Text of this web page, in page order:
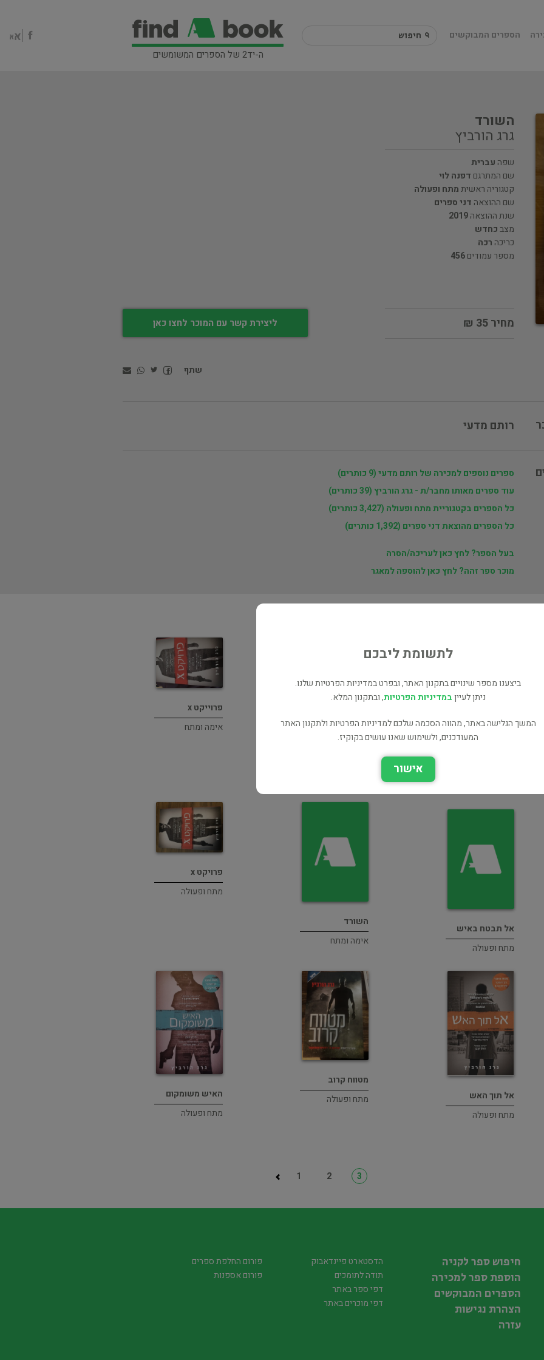
ה-יד2 של הספרים המשומשים
הספרים המבוקשים
השורד
גרג הורביץ
שפה עברית
שם המתרגם דפנה לוי
קטגוריה ראשיתמתח ופעולה
שם ההוצאה דני ספרים
שנת ההוצאה2019
מצבכחדש
כריכה רכה
מספר עמודים456
מחיר 35 ₪ ליצירת קשר עם המוכר לחצו כאן
שתף
רותם מדעי
ספרים נוספים למכירה של רותם מדעי (9 כותרים)
עוד ספרים מאותו מחבר/ת - גרג הורביץ (39 כותרים)
כל הספרים בקטגוריית מתח ופעולה (3,427 כותרים)
כל הספרים מהוצאת דני ספרים (1,392 כותרים)
בעל הספר? לחץ כאן לעריכה/הסרה
מוכר ספר זהה? לחץ כאן להוספה למאגר
השורד
פרוייקט x
אימה ומתח
אל תבטח באיש
מתח ופעולה
השורד
אימה ומתח
פרויקט x
מתח ופעולה
אל תוך האש
מתח ופעולה
מטווח קרוב
מתח ופעולה
האיש משומקום
מתח ופעולה
1 2 3
לתשומת ליבכם
ביצענו מספר שינויים בתקנון האתר, ובפרט במדיניות הפרטיות שלנו.
ניתן לעייןבמדיניות הפרטיות, ובתקנון המלא.
המשך הגלישה באתר, מהווה הסכמה שלכם למדיניות הפרטיות ולתקנון האתר
המעודכנים, ולשימוש שאנו עושים בקוקיז.
אישור
חיפוש ספר לקניה
הוספת ספר למכירה
הספרים המבוקשים
הצהרת נגישות
עזרה
הדסטארט פיינדאבוק
תודה לתומכים
דפי ספר באתר
דפי מוכרים באתר
פורום החלפת ספרים
פורום אספנות